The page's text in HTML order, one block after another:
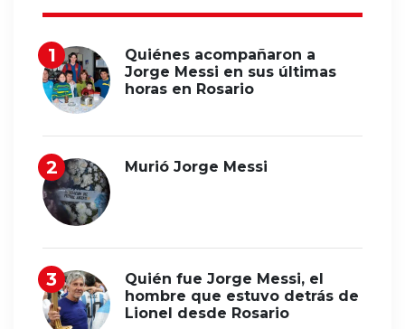
Quiénes acompañaron a
Jorge Messi en sus últimas
horas en Rosario
Murió Jorge Messi
Quién fue Jorge Messi, el
hombre que estuvo detrás de
Lionel desde Rosario